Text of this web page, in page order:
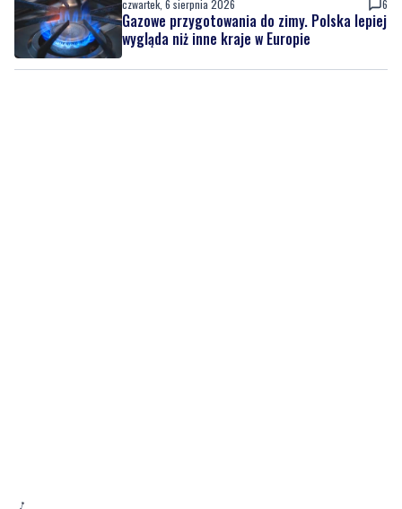
czwartek, 6 sierpnia 2026 6
Gazowe przygotowania do zimy. Polska lepiej
wygląda niż inne kraje w Europie